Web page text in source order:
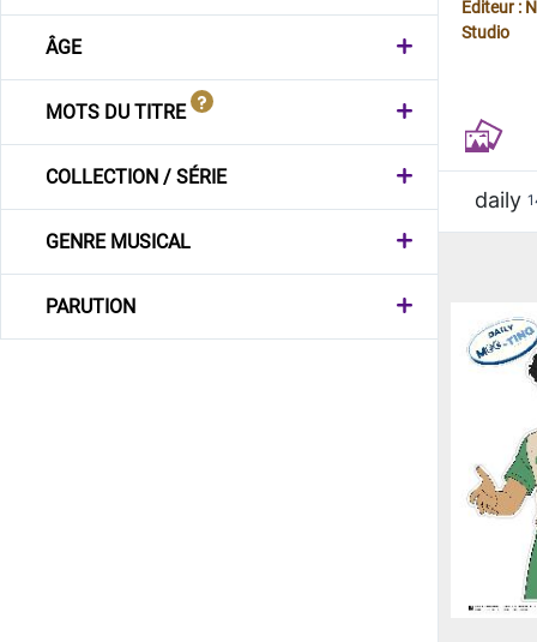
ÂGE
MOTS DU TITRE
COLLECTION / SÉRIE
GENRE MUSICAL
PARUTION
Éditeur :
Studio
daily